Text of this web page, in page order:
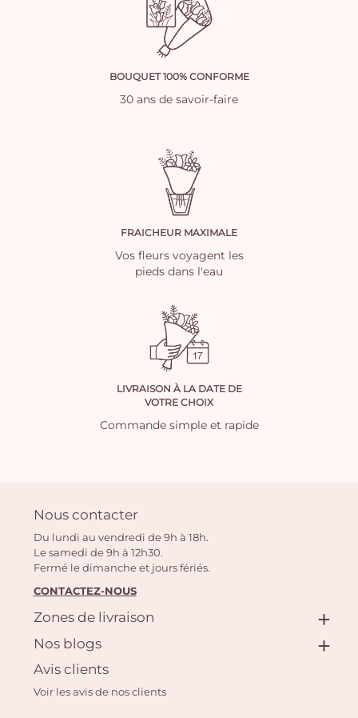
BOUQUET 100% CONFORME
30 ans de savoir-faire
FRAICHEUR MAXIMALE
Vos fleurs voyagent les
pieds dans l'eau
LIVRAISON À LA DATE DE
VOTRE CHOIX
Commande simple et rapide
Nous contacter
Du lundi au vendredi de 9h à 18h.
Le samedi de 9h à 12h30.
Fermé le dimanche et jours fériés.
CONTACTEZ-NOUS
Zones de livraison
Nos blogs
Avis clients
Voir les avis de nos clients